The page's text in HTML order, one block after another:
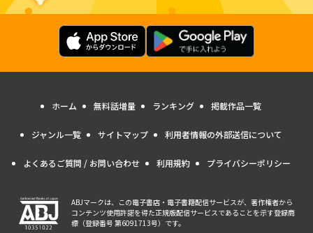
ホーム 無料話増量 ランキング 掲載作品一覧
ジャンル一覧 サイトマップ 利用者情報の外部送信について
よくあるご質問 / お問い合わせ 利用規約 プライバシーポリシー
ABJマークは、この電子書店・電子書籍配信サービスが、著作権者から
コンテンツ使用許諾を得た正規版配信サービスであることを示す登録商
標（登録番号 第6091713号）です。